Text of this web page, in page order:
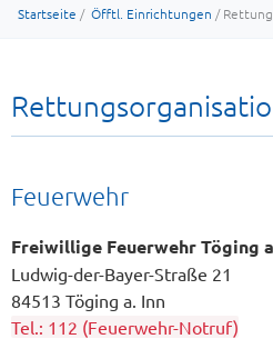
Startseite / Öfftl. Einrichtungen /
Feuerwehr
Freiwillige Feuerwehr Töging
Ludwig-der-Bayer-Straße 21
84513 Töging a. Inn
Tel.: 112 (Feuerwehr-Notruf)